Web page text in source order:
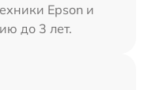
Epson и
до 3 лет.